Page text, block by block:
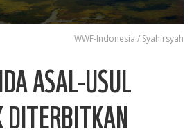
WWF-Indonesia / Syahirsyah
ASAL-USUL
DITERBITKAN